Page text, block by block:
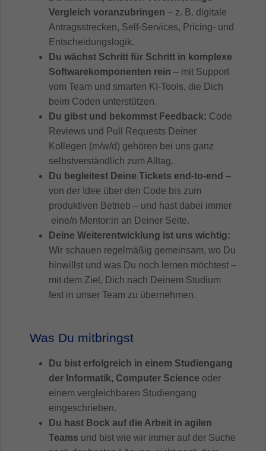
Vergleich voranzubringen – z. B. digitale
Antragsstrecken, Self-Services, Pricing- und
Entscheidungslogik.
Du wächst Schritt für Schritt in komplexe
Softwarekomponenten rein – mit Support
vom Team und smarten KI-Tools, die Dich
beim Coden unterstützen.
Du gibst und bekommst Feedback: Code
Reviews und Pull Requests Deiner
Kollegen (m/w/d) gehören bei uns ganz
selbstverständlich zum Alltag.
Du begleitest Deine Tickets end-to-end –
von der Idee über den Code bis zum
produktiven Betrieb – und hast dabei immer
eine/n Mentor:in an Deiner Seite.
Deine Weiterentwicklung ist uns wichtig:
Wir schauen regelmäßig gemeinsam, wo Du
hinwillst und was Du noch lernen möchtest –
mit dem Ziel, Dich nach Deinem Studium
fest in unser Team zu übernehmen.
Was Du mitbringst
Du bist erfolgreich in einem Studiengang
der Informatik, Computer Science oder
einem vergleichbaren Studiengang
eingeschrieben.
Du hast Bock auf die Arbeit in agilen
Teams und bist wie wir immer auf der Suche